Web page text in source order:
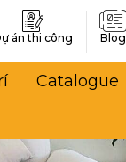
án thi công Blog
Catalogue